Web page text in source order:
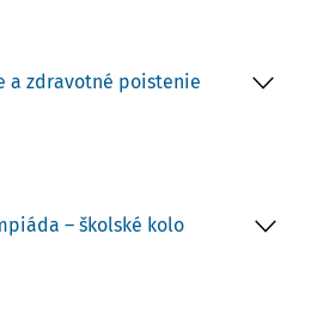
a zdravotné poistenie
– školské kolo